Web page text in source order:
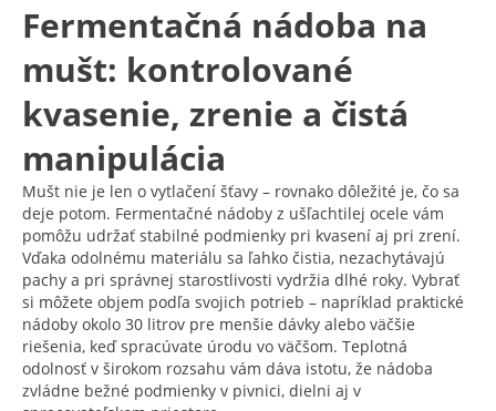
Fermentačná nádoba na
mušt: kontrolované
kvasenie, zrenie a čistá
manipulácia
Mušt nie je len o vytlačení šťavy – rovnako dôležité je, čo sa
deje potom. Fermentačné nádoby z ušľachtilej ocele vám
pomôžu udržať stabilné podmienky pri kvasení aj pri zrení.
Vďaka odolnému materiálu sa ľahko čistia, nezachytávajú
pachy a pri správnej starostlivosti vydržia dlhé roky. Vybrať
si môžete objem podľa svojich potrieb – napríklad praktické
nádoby okolo 30 litrov pre menšie dávky alebo väčšie
riešenia, keď spracúvate úrodu vo väčšom. Teplotná
odolnosť v širokom rozsahu vám dáva istotu, že nádoba
zvládne bežné podmienky v pivnici, dielni aj v